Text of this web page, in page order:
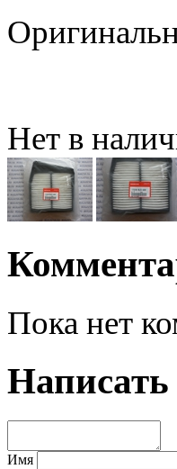
Нет в
Пока нет
Имя